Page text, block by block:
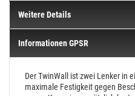
Weitere Details
Informationen GPSR
Der TwinWall ist zwei Lenker in
maximale Festigkeit gegen